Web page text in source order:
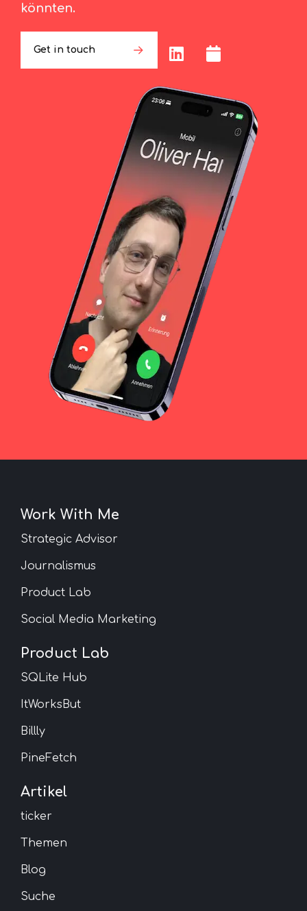
könnten.
Get in touch
Work With Me
Strategic Advisor
Journalismus
Product Lab
Social Media Marketing
Product Lab
SQLite Hub
ItWorksBut
Billly
PineFetch
Artikel
ticker
Themen
Blog
Suche